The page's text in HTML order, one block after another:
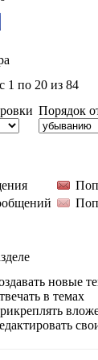
1 по 20 из 84
Порядок
новые
в темах